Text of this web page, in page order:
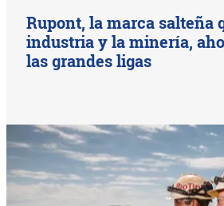
Rupont, la marca salteña
industria y la minería,
las grandes ligas